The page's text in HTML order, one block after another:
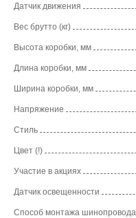
Датчик движения
Вес брутто (кг)
Высота коробки, мм
Длина коробки, мм
Ширина коробки, мм
Напряжение
Стиль
Цвет (!)
Участие в акциях
Датчик освещенности
Способ монтажа шинопровода